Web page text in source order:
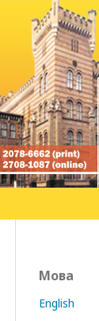
Мова
English